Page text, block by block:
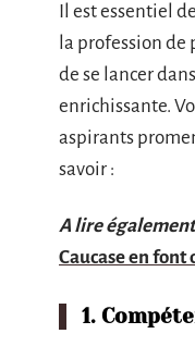
Il est essentiel
la profession
de se lancer
enrichissante.
aspirants
savoir :
A lire
Caucase en font
1.